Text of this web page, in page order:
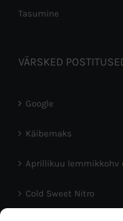
Tasumine
VÄRSKED
Google
Käibemaks
Aprillikuu lemmikkohv
Cold Sweet Nitro